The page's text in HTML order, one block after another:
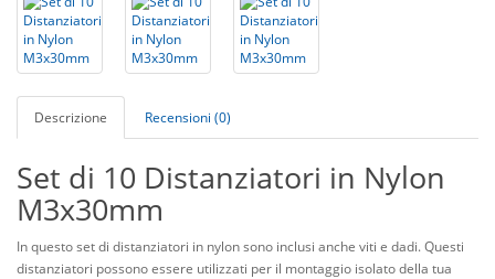
Descrizione Recensioni (0)
Set di 10 Distanziatori in Nylon
M3x30mm
In questo set di distanziatori in nylon sono inclusi anche viti e dadi. Questi
distanziatori possono essere utilizzati per il montaggio isolato della tua